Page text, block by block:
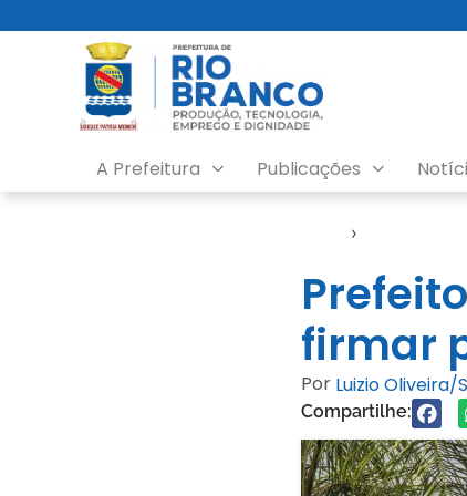
A Prefeitura Publicações
›
firmar
Por Luizio Oliveira/
Compartilhe: